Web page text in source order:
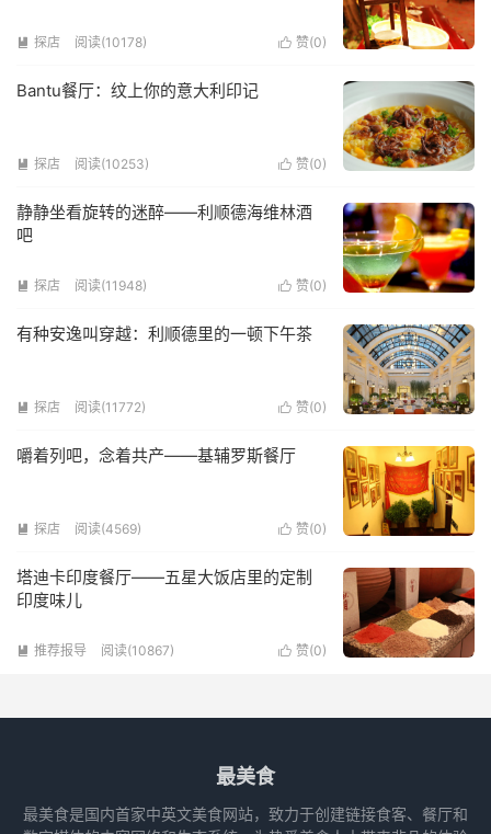
 赞(0)
 探店 阅读(10178)
Bantu餐厅：纹上你的意大利印记
 赞(0)
 探店 阅读(10253)
静静坐看旋转的迷醉——利顺德海维林酒
吧
 赞(0)
 探店 阅读(11948)
有种安逸叫穿越：利顺德里的一顿下午茶
 赞(0)
 探店 阅读(11772)
嚼着列吧，念着共产——基辅罗斯餐厅
 赞(0)
 探店 阅读(4569)
塔迪卡印度餐厅——五星大饭店里的定制
印度味儿
 赞(0)
 推荐报导 阅读(10867)
最美食
最美食是国内首家中英文美食网站，致力于创建链接食客、餐厅和